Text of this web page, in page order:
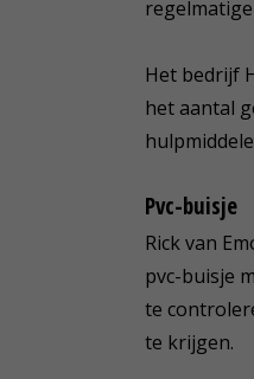
Het bedrijf
het aantal
Pvc-buisje
Rick van
pvc-buisje
te
te krijgen.